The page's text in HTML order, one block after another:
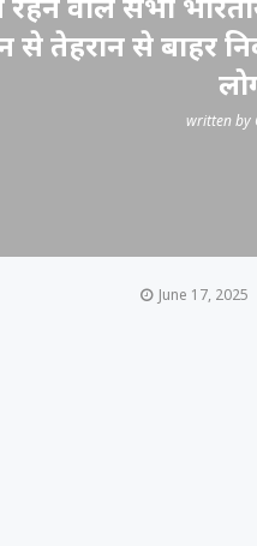
से तेहरान से बाहर
written by
June 17, 2025